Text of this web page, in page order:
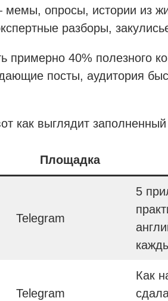
мемы, опросы, истории из
разборы,
примерно 40% полезного
посты, аудитория
как выглядит
Площадка
Telegram
5
Telegram
Как